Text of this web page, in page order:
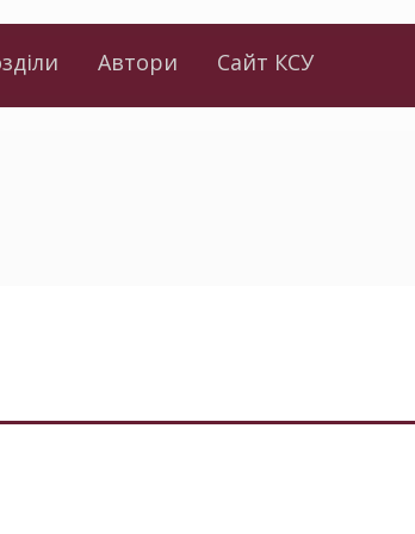
Автори Сайт КСУ